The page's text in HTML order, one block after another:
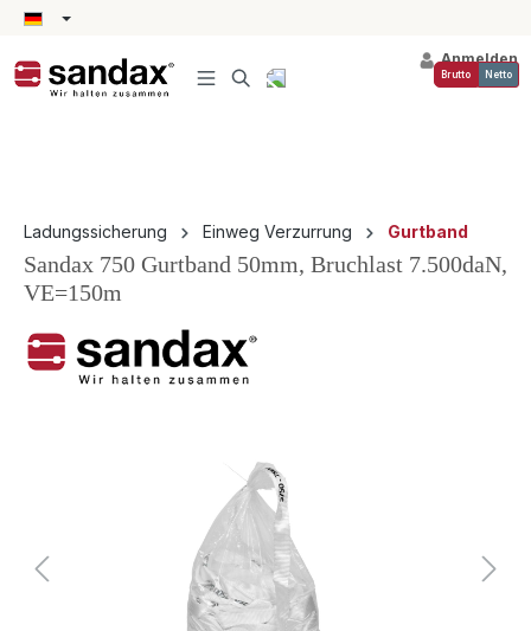
springen
Anmelden
Brutto Netto
Ladungssicherung Einweg Verzurrung Gurtband
Sandax 750 Gurtband 50mm, Bruchlast 7.500daN,
VE=150m